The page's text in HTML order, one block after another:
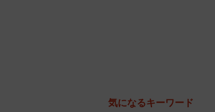
気になるキーワード